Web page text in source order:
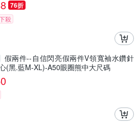
76折
殺
假兩件--自信閃亮假兩件V領寬袖水鑽針
(黑.藍M-XL)-A50眼圈熊中大尺碼